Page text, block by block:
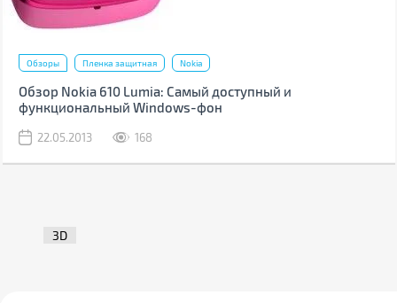
Обзоры Пленка защитная Nokia
Обзор Nokia 610 Lumia: Самый доступный и
функциональный Windows-фон
22.05.2013 168
3D